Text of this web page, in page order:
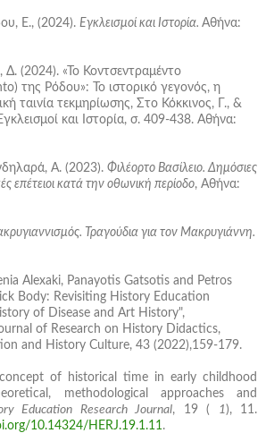
Ε., (2024). Εγκλεισμοί και Ιστορία. Αθήνα:
(2024). «Το Κοντσεντραμέντο
της Ρόδου»: Το ιστορικό γεγονός, η
ταινία τεκμηρίωσης, Στο Κόκκινος, Γ., &
και Ιστορία, σ. 409-438. Αθήνα:
Α. (2023). Φιλέορτο Βασίλειο. Δημόσιες
επέτειοι κατά την οθωνική περίοδο, Αθήνα:
Τραγούδια για τον Μακρυγιάννη.
Alexaki, Panayotis Gatsotis and Petros
Body: Revisiting History Education
of Disease and Art History",
of Research on History Didactics,
and History Culture, 43 (2022),159-179.
concept of historical time in early childhood
methodological approaches and
Education Research Journal, 19 ( 1), 11.
10.14324/HERJ.19.1.11.